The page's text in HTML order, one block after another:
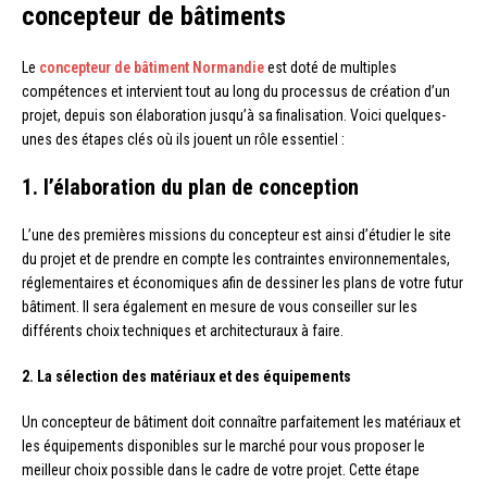
concepteur de bâtiments
Le concepteur de bâtiment Normandieest doté de multiples
compétences et intervient tout au long du processus de création d’un
projet, depuis son élaboration jusqu’à sa finalisation. Voici quelques-
unes des étapes clés où ils jouent un rôle essentiel :
1. l’élaboration du plan de conception
L’une des premières missions du concepteur est ainsi d’étudier le site
du projet et de prendre en compte les contraintes environnementales,
réglementaires et économiques afin de dessiner les plans de votre futur
bâtiment. Il sera également en mesure de vous conseiller sur les
différents choix techniques et architecturaux à faire.
2. La sélection des matériaux et des équipements
Un concepteur de bâtiment doit connaître parfaitement les matériaux et
les équipements disponibles sur le marché pour vous proposer le
meilleur choix possible dans le cadre de votre projet. Cette étape